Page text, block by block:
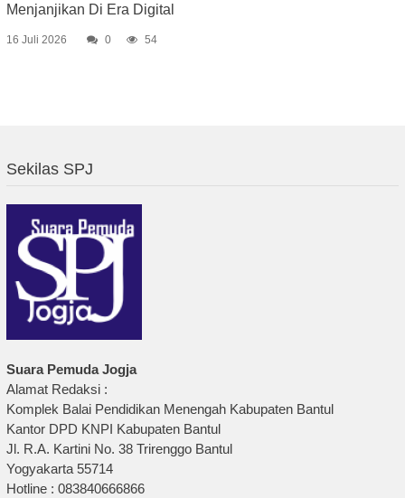
Menjanjikan Di Era Digital
16 Juli 2026 0 54
Sekilas SPJ
Suara Pemuda Jogja
Alamat Redaksi :
Komplek Balai Pendidikan Menengah Kabupaten Bantul
Kantor DPD KNPI Kabupaten Bantul
Jl. R.A. Kartini No. 38 Trirenggo Bantul
Yogyakarta 55714
Hotline : 083840666866